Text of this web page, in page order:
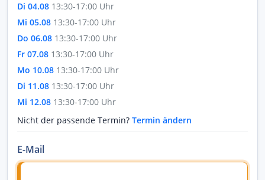
Di 04.08 13:30-17:00 Uhr
Mi 05.08 13:30-17:00 Uhr
Do 06.08 13:30-17:00 Uhr
Fr 07.08 13:30-17:00 Uhr
Mo 10.08 13:30-17:00 Uhr
Di 11.08 13:30-17:00 Uhr
Mi 12.08 13:30-17:00 Uhr
Nicht der passende Termin? Termin ändern
E-Mail